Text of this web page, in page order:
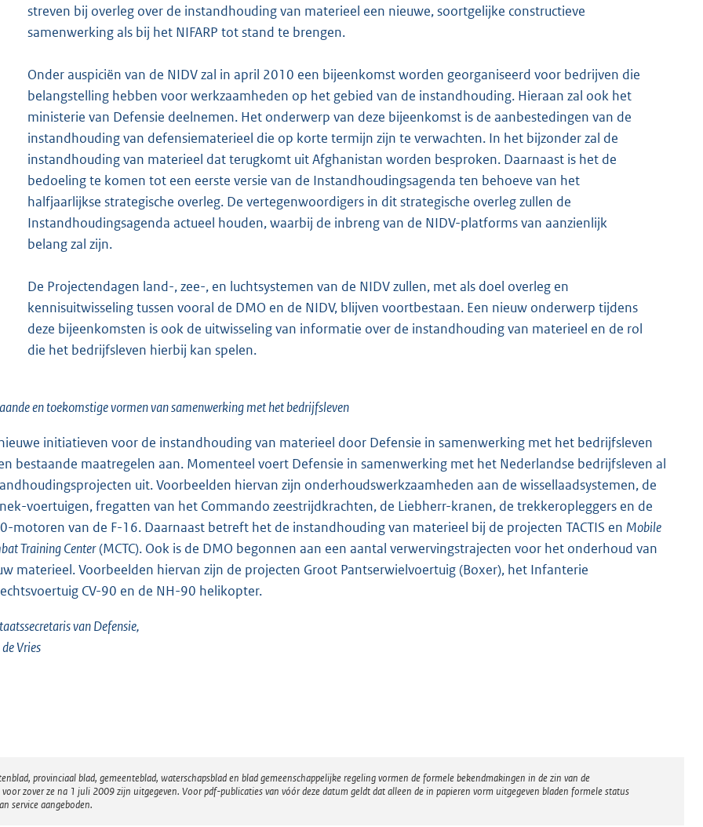
streven bij overleg over de instandhouding van materieel een nieuwe, soortgelijke constructieve
samenwerking als bij het NIFARP tot stand te brengen.
Onder auspiciën van de NIDV zal in april 2010 een bijeenkomst worden georganiseerd voor bedrijven die
belangstelling hebben voor werkzaamheden op het gebied van de instandhouding. Hieraan zal ook het
ministerie van Defensie deelnemen. Het onderwerp van deze bijeenkomst is de aanbestedingen van de
instandhouding van defensiematerieel die op korte termijn zijn te verwachten. In het bijzonder zal de
instandhouding van materieel dat terugkomt uit Afghanistan worden besproken. Daarnaast is het de
bedoeling te komen tot een eerste versie van de Instandhoudingsagenda ten behoeve van het
halfjaarlijkse strategische overleg. De vertegenwoordigers in dit strategische overleg zullen de
Instandhoudingsagenda actueel houden, waarbij de inbreng van de NIDV-platforms van aanzienlijk
belang zal zijn.
De Projectendagen land-, zee-, en luchtsystemen van de NIDV zullen, met als doel overleg en
kennisuitwisseling tussen vooral de DMO en de NIDV, blijven voortbestaan. Een nieuw onderwerp tijdens
deze bijeenkomsten is ook de uitwisseling van informatie over de instandhouding van materieel en de rol
die het bedrijfsleven hierbij kan spelen.
en toekomstige vormen van samenwerking met het bedrijfsleven
initiatieven voor de instandhouding van materieel door Defensie in samenwerking met het bedrijfsleven
bestaande maatregelen aan. Momenteel voert Defensie in samenwerking met het Nederlandse bedrijfsleven al
uit. Voorbeelden hiervan zijn onderhoudswerkzaamheden aan de wissellaadsystemen, de
voertuigen, fregatten van het Commando zeestrijdkrachten, de Liebherr-kranen, de trekkeropleggers en de
motoren van de F-16. Daarnaast betreft het de instandhouding van materieel bij de projecten TACTIS en Mobile
Training Center(MCTC). Ook is de DMO begonnen aan een aantal verwervingstrajecten voor het onderhoud van
materieel. Voorbeelden hiervan zijn de projecten Groot Pantserwielvoertuig (Boxer), het Infanterie
CV-90 en de NH-90 helikopter.
van Defensie,
Vries
provinciaal blad, gemeenteblad, waterschapsblad en blad gemeenschappelijke regeling vormen de formele bekendmakingen in de zin van de
zover ze na 1 juli 2009 zijn uitgegeven. Voor pdf-publicaties van vóór deze datum geldt dat alleen de in papieren vorm uitgegeven bladen formele status
service aangeboden.